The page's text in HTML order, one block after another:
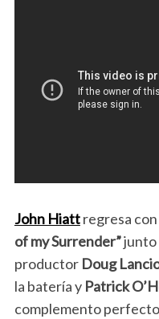
John Hiattregresa
of my Surrender”junto
productor Doug
la batería y Patrick
complemento